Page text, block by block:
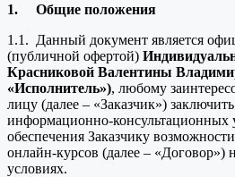
1. Общие положения
1.1. Данный документ является
(публичной офертой)
Красниковой Валентины
«Исполнитель»), любому
лицу (далее – «Заказчик»)
информационно-консультационных
обеспечения Заказчику
онлайн-курсов (далее –
условиях.